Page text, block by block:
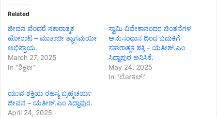
Related
ಜೀವನ ವೆಂದರೆ ಸಕಾರಾತ್ಮಕ
ಹೋರಾಟ – ಮಾತಾಜೀ ತ್ಯಾಗಮಯೀ
ಅಭಿಪ್ರಾಯ.
March 27, 2025
In "ಶಿಕ್ಷಣ"
ಸ್ವಾಮಿ ವಿವೇಕಾನಂದರ ಚಿಂತನೆಗಳ
ಅನುಸಂಧಾನ ದಿಂದ ಬದುಕಿಗೆ
ಸಕಾರಾತ್ಮಕ ಶಕ್ತಿ – ಯತೀಶ್.ಎಂ
ಸಿದ್ದಾಪುರ ಅನಿಸಿಕೆ.
May 24, 2025
In "ಲೋಕಲ್"
ಯುವ ಶಕ್ತಿಯ ರಹಸ್ಯ ಬ್ರಹ್ಮಚರ್ಯ
ಜೀವನ – ಯತೀಶ್.ಎಂ ಸಿದ್ದಾಪುರ.
April 24, 2025